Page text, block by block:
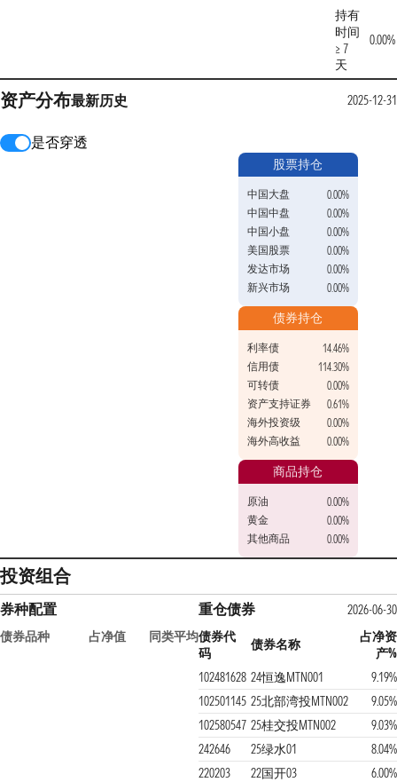
持有
时间
≥ 7
天
0.00%
资产分布最新历史 2025-12-31
是否穿透
股票持仓
中国大盘
0.00%
中国中盘
0.00%
中国小盘
0.00%
美国股票
0.00%
发达市场
0.00%
新兴市场
0.00%
债券持仓
利率债
14.46%
信用债
114.30%
可转债
0.00%
资产支持证券
0.61%
海外投资级
0.00%
海外高收益
0.00%
商品持仓
原油
0.00%
黄金
0.00%
其他商品
0.00%
投资组合
券种配置
债券品种 占净值 同类平均
重仓债券
2026-06-30
债券代
码
债券名称
占净资
产%
102481628 24恒逸MTN001
9.19%
102501145 25北部湾投MTN002
9.05%
102580547 25桂交投MTN002
9.03%
242646
25绿水01
8.04%
220203
22国开03 6.00%